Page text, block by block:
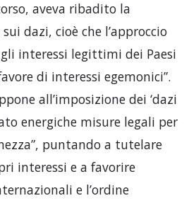
aveva ribadito la
dazi, cioè che l’approccio
interessi legittimi dei Paesi
di interessi egemonici”.
all’imposizione dei ‘dazi
energiche misure legali per
puntando a tutelare
interessi e a favorire
e l’ordine